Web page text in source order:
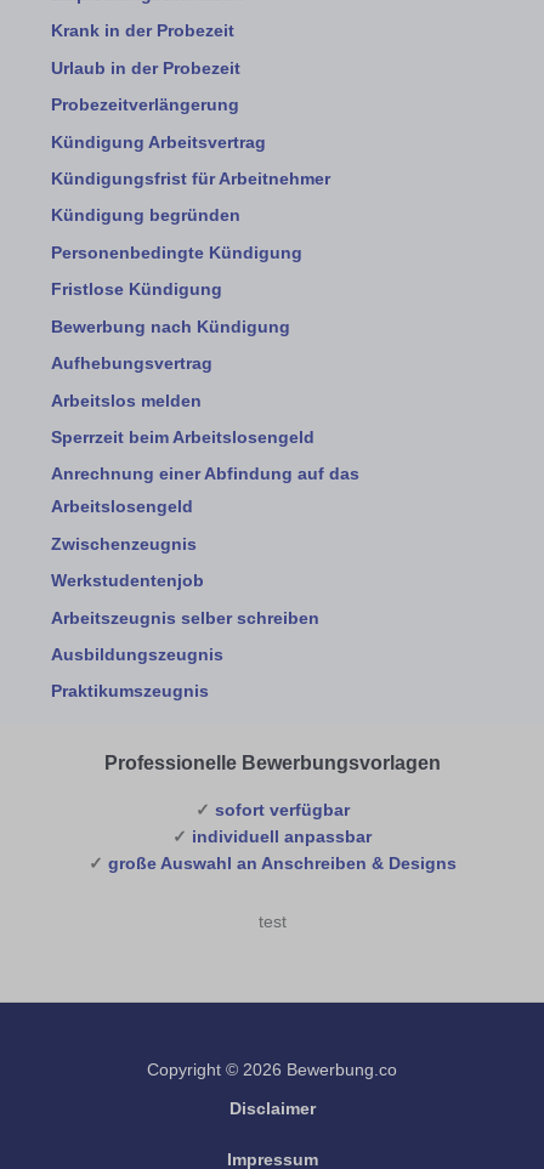
Krank in der Probezeit
Urlaub in der Probezeit
Probezeitverlängerung
Kündigung Arbeitsvertrag
Kündigungsfrist für Arbeitnehmer
Kündigung begründen
Personenbedingte Kündigung
Fristlose Kündigung
Bewerbung nach Kündigung
Aufhebungsvertrag
Arbeitslos melden
Sperrzeit beim Arbeitslosengeld
Anrechnung einer Abfindung auf das
Arbeitslosengeld
Zwischenzeugnis
Werkstudentenjob
Arbeitszeugnis selber schreiben
Ausbildungszeugnis
Praktikumszeugnis
Professionelle Bewerbungsvorlagen
✓ sofort verfügbar
✓ individuell anpassbar
✓ große Auswahl an Anschreiben & Designs
test
Copyright © 2026 Bewerbung.co
Disclaimer
Impressum